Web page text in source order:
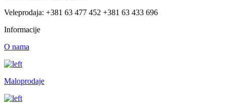
Veleprodaja: +381 63 477 452 +381 63 433 696
Informacije
O nama
Maloprodaje